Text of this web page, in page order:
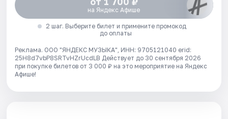
на Яндекс Афише
2 шаг. Выберите билет и примените промокод
до оплаты
Реклама. ООО "ЯНДЕКС МУЗЫКА", ИНН: 9705121040 erid:
25H8d7vbP8SRTvHZrUcdLB Действует до 30 сентября 2026
при покупке билетов от 3 000 ₽ на это мероприятие на Яндекс
Афише!